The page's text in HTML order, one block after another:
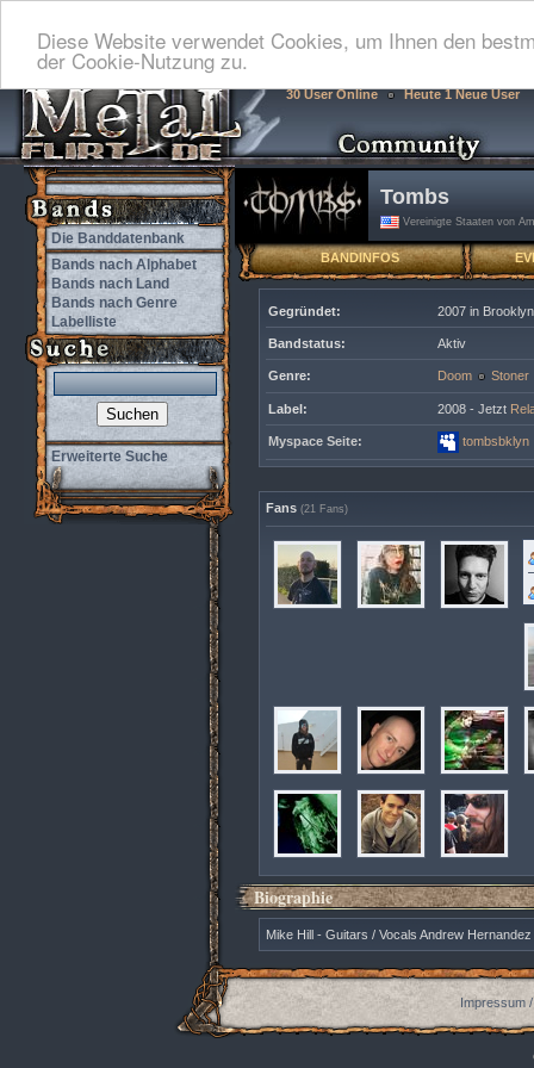
Diese Website verwendet Cookies, um Ihnen den
der Cookie-Nutzung zu.
30 User Online Heute 1 Neue User
Die Banddatenbank
Bands nach Alphabet
Bands nach Land
Bands nach Genre
Labelliste
Erweiterte Suche
Tombs
Vereinigte Staaten von
BANDINFOS
Gegründet: 2007 in
Bandstatus: Aktiv
Genre: Doom Stoner
Label: 2008 - Jetzt
Myspace Seite: tombsbklyn
Fans (21 Fans)
Biographie
Mike Hill - Guitars / Vocals Andrew
Impressum